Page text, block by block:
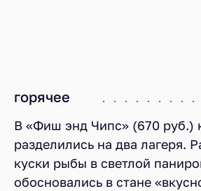
горячее
В «Фиш энд Чипс» (670 руб.)
разделились на два лагеря.
куски рыбы в светлой
обосновались в стане